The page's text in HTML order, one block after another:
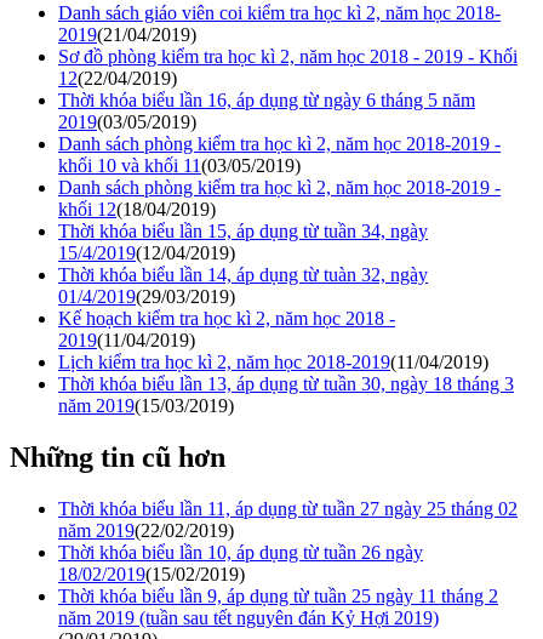
Danh sách giáo viên coi kiểm tra học kì 2, năm học 2018-
2019(21/04/2019)
Sơ đồ phòng kiểm tra học kì 2, năm học 2018 - 2019 - Khối
12(22/04/2019)
Thời khóa biểu lần 16, áp dụng từ ngày 6 tháng 5 năm
2019(03/05/2019)
Danh sách phòng kiểm tra học kì 2, năm học 2018-2019 -
khối 10 và khối 11(03/05/2019)
Danh sách phòng kiểm tra học kì 2, năm học 2018-2019 -
khối 12(18/04/2019)
Thời khóa biểu lần 15, áp dụng từ tuần 34, ngày
15/4/2019(12/04/2019)
Thời khóa biểu lần 14, áp dụng từ tuàn 32, ngày
01/4/2019(29/03/2019)
Kế hoạch kiểm tra học kì 2, năm học 2018 -
2019(11/04/2019)
Lịch kiểm tra học kì 2, năm học 2018-2019(11/04/2019)
Thời khóa biểu lần 13, áp dụng từ tuần 30, ngày 18 tháng 3
năm 2019(15/03/2019)
Những tin cũ hơn
Thời khóa biểu lần 11, áp dụng từ tuần 27 ngày 25 tháng 02
năm 2019(22/02/2019)
Thời khóa biểu lần 10, áp dụng từ tuần 26 ngày
18/02/2019(15/02/2019)
Thời khóa biểu lần 9, áp dụng từ tuần 25 ngày 11 tháng 2
năm 2019 (tuần sau tết nguyên đán Kỷ Hợi 2019)